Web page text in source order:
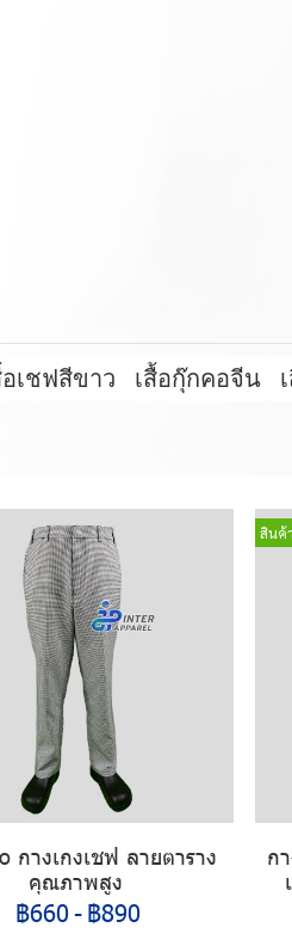
อเชฟสีขาว เสื้อกุ๊กคอจีน
กางเกงเชฟ ลายตาราง
คุณภาพสูง
฿660-฿890
สินค้
ก